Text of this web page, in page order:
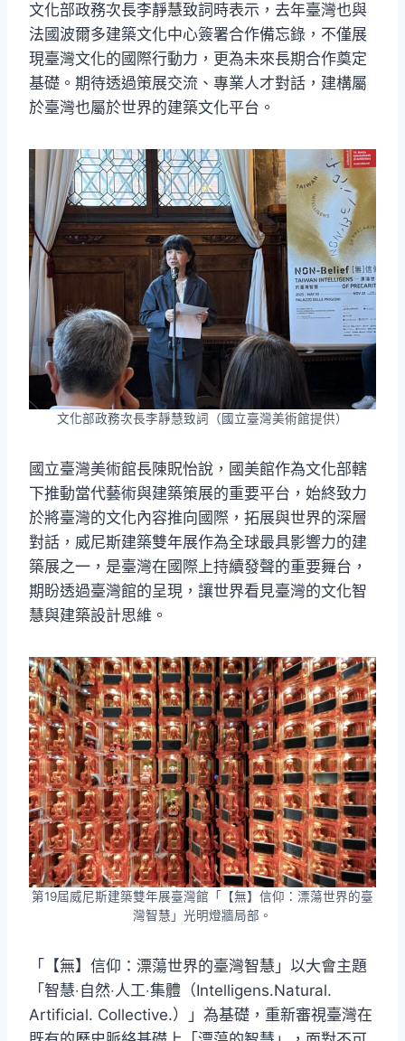
文化部政務次長李靜慧致詞時表示，去年臺灣也與
法國波爾多建築文化中心簽署合作備忘錄，不僅展
現臺灣文化的國際行動力，更為未來長期合作奠定
基礎。期待透過策展交流、專業人才對話，建構屬
於臺灣也屬於世界的建築文化平台。
文化部政務次長李靜慧致詞（國立臺灣美術館提供）
國立臺灣美術館長陳貺怡說，國美館作為文化部轄
下推動當代藝術與建築策展的重要平台，始終致力
於將臺灣的文化內容推向國際，拓展與世界的深層
對話，威尼斯建築雙年展作為全球最具影響力的建
築展之一，是臺灣在國際上持續發聲的重要舞台，
期盼透過臺灣館的呈現，讓世界看見臺灣的文化智
慧與建築設計思維。
第19屆威尼斯建築雙年展臺灣館「【無】信仰：漂蕩世界的臺
灣智慧」光明燈牆局部。
「【無】信仰：漂蕩世界的臺灣智慧」以大會主題
「智慧‧自然‧人工‧集體（Intelligens.Natural.
Artificial. Collective.）」為基礎，重新審視臺灣在